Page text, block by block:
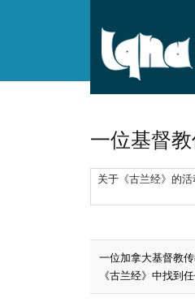
一位基督
关于《古兰经》的活
一位加拿大基督教
《古兰经》中找到